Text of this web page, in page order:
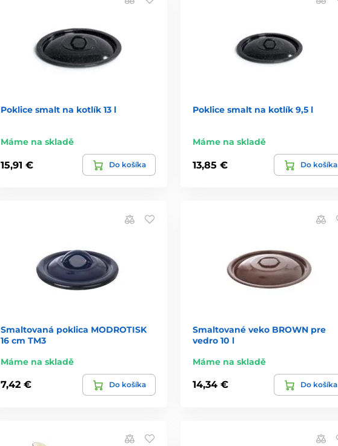
Poklice smalt na kotlík 13 l
Máme na skladě
15,91 € Do košíka
Poklice smalt na kotlík 9,5 l
Máme na skladě
13,85 € Do košíka
Smaltovaná poklica MODROTISK
16 cm TM3
Máme na skladě
7,42 € Do košíka
Smaltované veko BROWN pre
vedro 10 l
Máme na skladě
14,34 € Do košíka